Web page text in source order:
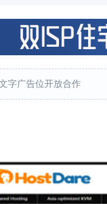
字广告位开放合作